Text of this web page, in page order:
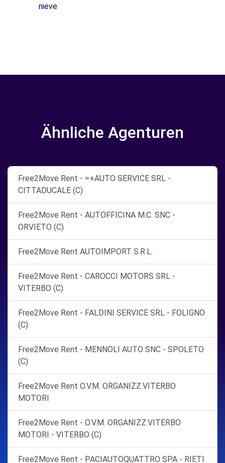
nieve
Ähnliche Agenturen
Free2Move Rent - =+AUTO SERVICE SRL -
CITTADUCALE (C)
Free2Move Rent - AUTOFFICINA M.C. SNC -
ORVIETO (C)
Free2Move Rent AUTOIMPORT S.R.L.
Free2Move Rent - CAROCCI MOTORS SRL -
VITERBO (C)
Free2Move Rent - FALDINI SERVICE SRL - FOLIGNO
(C)
Free2Move Rent - MENNOLI AUTO SNC - SPOLETO
(C)
Free2Move Rent O.V.M. ORGANIZZ.VITERBO
MOTORI
Free2Move Rent - O.V.M. ORGANIZZ.VITERBO
MOTORI - VITERBO (C)
Free2Move Rent - PACIAUTOQUATTRO SPA - RIETI